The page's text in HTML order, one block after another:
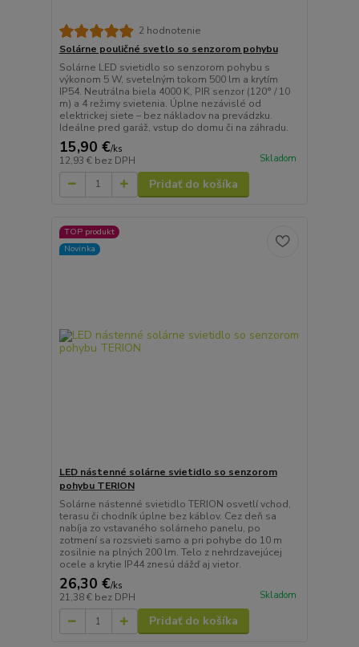
2 hodnotenie
Solárne pouličné svetlo so senzorom pohybu
Solárne LED svietidlo so senzorom pohybu s
výkonom 5 W, svetelným tokom 500 lm a krytím
IP54. Neutrálna biela 4000 K, PIR senzor (120° / 10
m) a 4 režimy svietenia. Úplne nezávislé od
elektrickej siete – bez nákladov na prevádzku.
Ideálne pred garáž, vstup do domu či na záhradu.
15,90 €/ks
12,93 € bez DPH Skladom
Pridať do košíka
TOP produkt
Novinka
LED nástenné solárne svietidlo so senzorom
pohybu TERION
Solárne nástenné svietidlo TERION osvetlí vchod,
terasu či chodník úplne bez káblov. Cez deň sa
nabíja zo vstavaného solárneho panelu, po
zotmení sa rozsvieti samo a pri pohybe do 10 m
zosilnie na plných 200 lm. Telo z nehrdzavejúcej
ocele a krytie IP44 znesú dážď aj vietor.
26,30 €/ks
21,38 € bez DPH Skladom
Pridať do košíka